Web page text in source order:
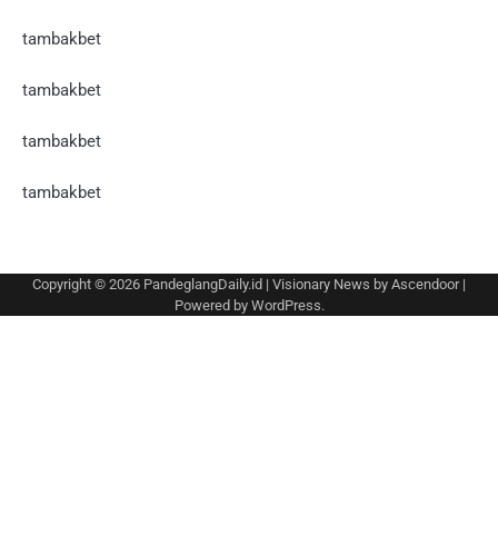
tambakbet
tambakbet
tambakbet
tambakbet
Copyright © 2026 PandeglangDaily.id | Visionary News by Ascendoor|
Powered by WordPress.